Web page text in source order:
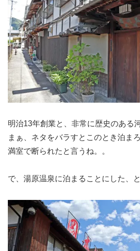
明治13年創業と、非常に歴史のある
まぁ、ネタをバラすとこのとき泊ま
満室で断られたと言うね。。
で、湯原温泉に泊まることにした、と